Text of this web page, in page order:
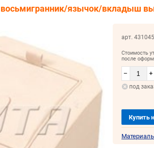
восьмигранник/язычок/вкладыш
арт. 431045
Стоимость
после
– +
под
Купить